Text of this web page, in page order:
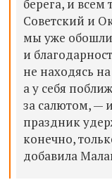
берега, и всем
Советский и
мы уже
и
не находясь
а у себя
за салютом, —
праздник
конечно,
добавила